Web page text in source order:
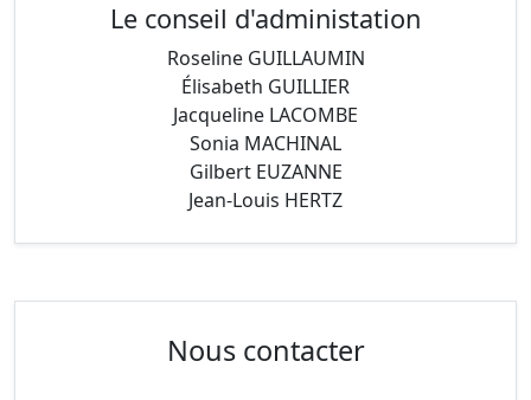
Le conseil d'administation
Roseline GUILLAUMIN
Élisabeth GUILLIER
Jacqueline LACOMBE
Sonia MACHINAL
Gilbert EUZANNE
Jean-Louis HERTZ
Nous contacter